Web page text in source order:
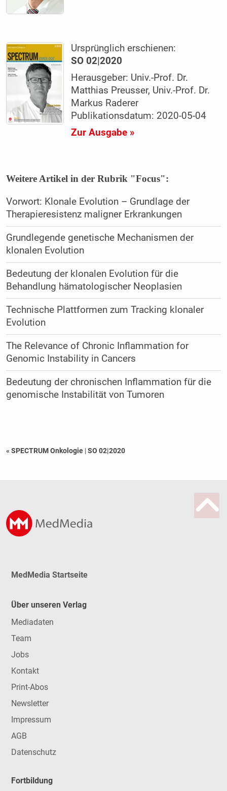
Ursprünglich erschienen:
SO 02|2020
Herausgeber: Univ.-Prof. Dr.
Matthias Preusser, Univ.-Prof. Dr.
Markus Raderer
Publikationsdatum: 2020-05-04
Zur Ausgabe »
Weitere Artikel in der Rubrik "Focus":
Vorwort: Klonale Evolution – Grundlage der
Therapieresistenz maligner Erkrankungen
Grundlegende genetische Mechanismen der
klonalen Evolution
Bedeutung der klonalen Evolution für die
Behandlung hämatologischer Neoplasien
Technische Plattformen zum Tracking klonaler
Evolution
The Relevance of Chronic Inflammation for
Genomic Instability in Cancers
Bedeutung der chronischen Inflammation für die
genomische Instabilität von Tumoren
« SPECTRUM Onkologie |SO 02|2020
MedMedia Startseite
Über unseren Verlag
Mediadaten
Team
Jobs
Kontakt
Print-Abos
Newsletter
Impressum
AGB
Datenschutz
Fortbildung